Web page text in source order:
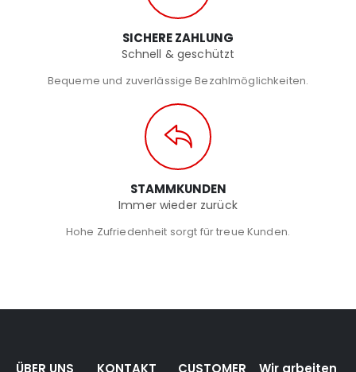
SICHERE ZAHLUNG
Schnell & geschützt
Bequeme und zuverlässige Bezahlmöglichkeiten.
STAMMKUNDEN
Immer wieder zurück
Hohe Zufriedenheit sorgt für treue Kunden.
ÜBER UNS KONTAKT CUSTOMER Wir arbeiten